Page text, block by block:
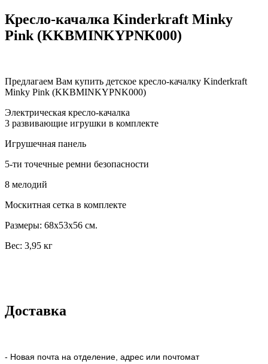
Кресло-качалка Kinderkraft Minky
Pink (KKBMINKYPNK000)
Предлагаем Вам купить детское кресло-качалку Kinderkraft
Minky Pink (KKBMINKYPNK000)
Электрическая кресло-качалка
3 развивающие игрушки в комплекте
Игрушечная панель
5-ти точечные ремни безопасности
8 мелодий
Москитная сетка в комплекте
Размеры: 68х53х56 см. ​
Вес: 3,95 кг
Доставка
- Новая почта на отделение, адрес или почтомат